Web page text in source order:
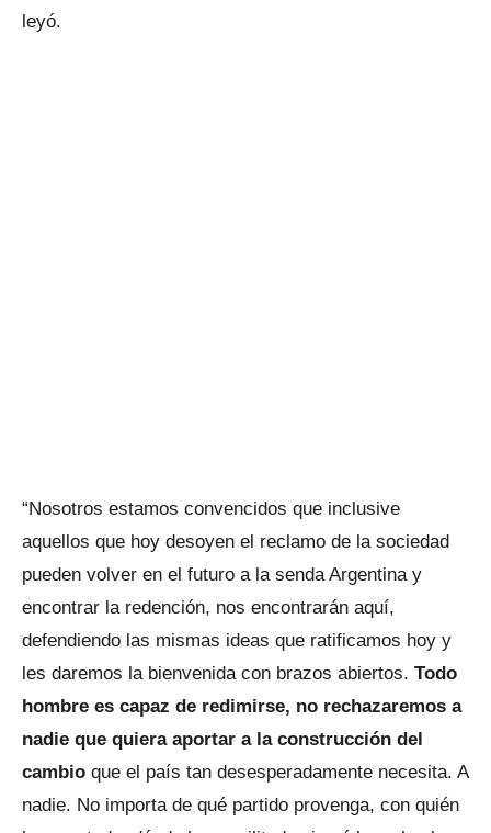
leyó.
“Nosotros estamos convencidos que inclusive
aquellos que hoy desoyen el reclamo de la sociedad
pueden volver en el futuro a la senda Argentina y
encontrar la redención, nos encontrarán aquí,
defendiendo las mismas ideas que ratificamos hoy y
les daremos la bienvenida con brazos abiertos. Todo
hombre es capaz de redimirse, no rechazaremos a
nadie que quiera aportar a la construcción del
cambio que el país tan desesperadamente necesita. A
nadie. No importa de qué partido provenga, con quién